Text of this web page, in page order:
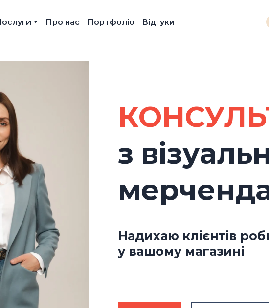
Про нас Портфоліо Відгуки
з
Надихаю клієнтів
у вашому магазині